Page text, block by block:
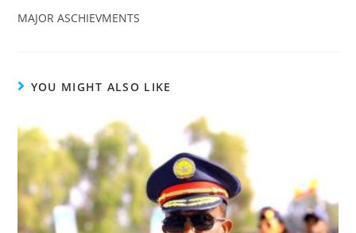
MAJOR ASCHIEVMENTS
YOU MIGHT ALSO LIKE